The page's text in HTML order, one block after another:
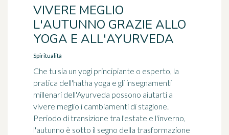
VIVERE MEGLIO
L'AUTUNNO GRAZIE ALLO
YOGA E ALL'AYURVEDA
Spiritualità
Che tu sia un yogi principiante o esperto, la
pratica dell'hatha yoga e gli insegnamenti
millenari dell'Ayurveda possono aiutarti a
vivere meglio i cambiamenti di stagione.
Periodo di transizione tra l'estate e l'inverno,
l'autunno è sotto il segno della trasformazione